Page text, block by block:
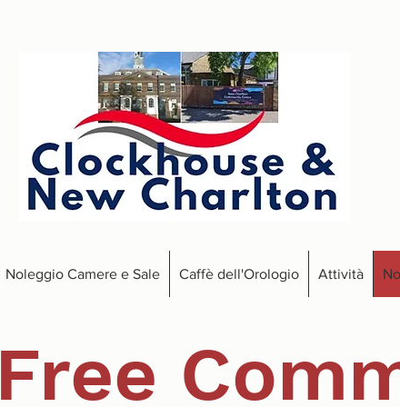
Noleggio Camere e Sale Caffè dell'Orologio Attività